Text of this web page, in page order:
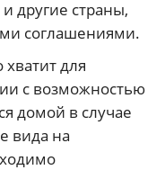
другие страны,
соглашениями.
для
с возможностью
домой в случае
вида на